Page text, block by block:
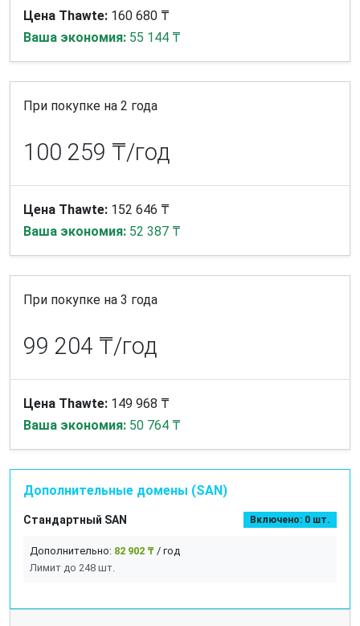
Цена Thawte: 160 680 ₸
Ваша экономия: 55 144 ₸
При покупке на 2 года
100 259 ₸/год
Цена Thawte: 152 646 ₸
Ваша экономия: 52 387 ₸
При покупке на 3 года
99 204 ₸/год
Цена Thawte: 149 968 ₸
Ваша экономия: 50 764 ₸
Дополнительные домены (SAN)
Стандартный SAN Включено: 0 шт.
Дополнительно: 82 902 ₸ / год
Лимит до 248 шт.